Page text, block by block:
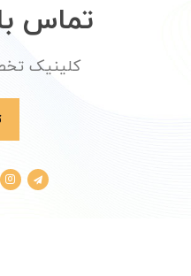
تماس
کلینیک